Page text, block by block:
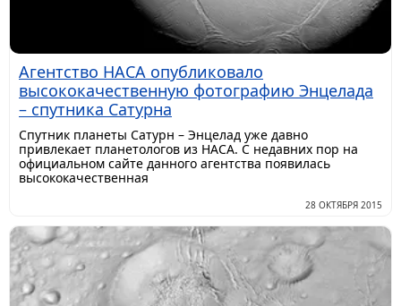
Агентство НАСА опубликовало
высококачественную фотографию Энцелада
– спутника Сатурна
Спутник планеты Сатурн – Энцелад уже давно
привлекает планетологов из НАСА. С недавних пор на
официальном сайте данного агентства появилась
высококачественная
28 ОКТЯБРЯ 2015